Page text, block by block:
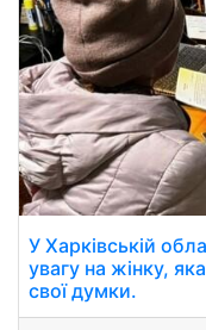
У Харківській
увагу на жінку,
свої думки.